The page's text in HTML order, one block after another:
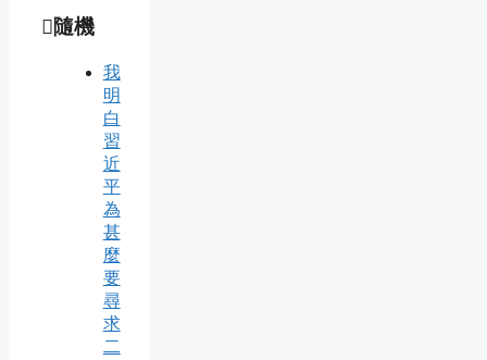
隨機
我
明
白
習
近
平
為
甚
麼
要
尋
求
二